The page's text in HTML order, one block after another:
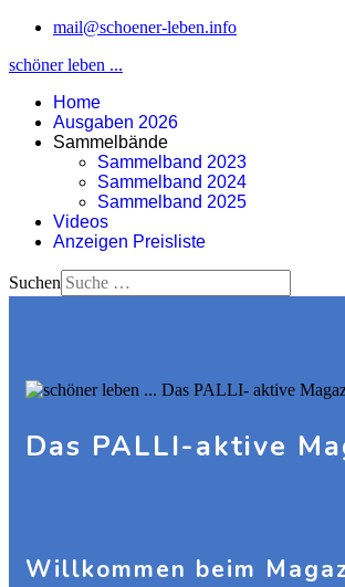
mail@schoener-leben.info
schöner leben ...
Home
Ausgaben 2026
Sammelbände
Sammelband 2023
Sammelband 2024
Sammelband 2025
Videos
Anzeigen Preisliste
Suchen
Das PALLI-aktive
Willkommen beim